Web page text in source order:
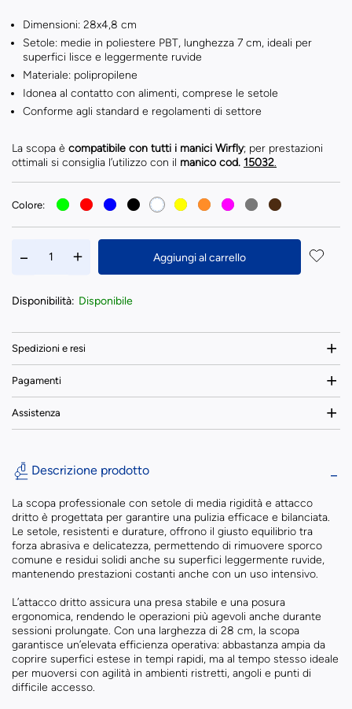
Dimensioni: 28x4,8 cm
Setole: medie in poliestere PBT, lunghezza 7 cm, ideali per
superfici lisce e leggermente ruvide
Materiale: polipropilene
Idonea al contatto con alimenti, comprese le setole
Conforme agli standard e regolamenti di settore
La scopa è compatibile con tutti i manici Wirfly; per prestazioni
ottimali si consiglia l’utilizzo con il manico cod. 15032.
Colore:
Aggiungi al carrello
Disponibilità: Disponibile
Spedizioni e resi
Pagamenti
Assistenza
Descrizione prodotto
La scopa professionale con setole di media rigidità e attacco
dritto è progettata per garantire una pulizia efficace e bilanciata.
Le setole, resistenti e durature, offrono il giusto equilibrio tra
forza abrasiva e delicatezza, permettendo di rimuovere sporco
comune e residui solidi anche su superfici leggermente ruvide,
mantenendo prestazioni costanti anche con un uso intensivo.
L’attacco dritto assicura una presa stabile e una posura
ergonomica, rendendo le operazioni più agevoli anche durante
sessioni prolungate. Con una larghezza di 28 cm, la scopa
garantisce un’elevata efficienza operativa: abbastanza ampia da
coprire superfici estese in tempi rapidi, ma al tempo stesso ideale
per muoversi con agilità in ambienti ristretti, angoli e punti di
difficile accesso.